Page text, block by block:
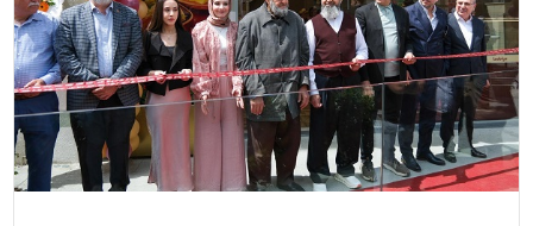
SPOR
YAŞAM